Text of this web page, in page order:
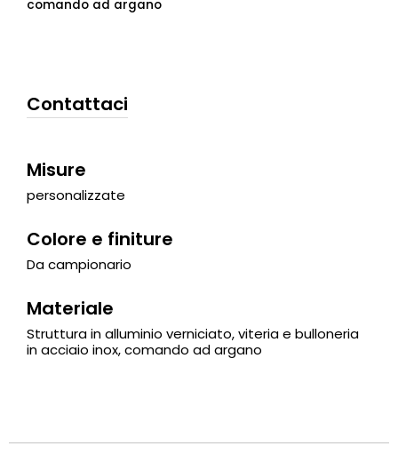
comando ad argano
Contattaci
Misure
personalizzate
Colore e finiture
Da campionario
Materiale
Struttura in alluminio verniciato, viteria e bulloneria
in acciaio inox, comando ad argano